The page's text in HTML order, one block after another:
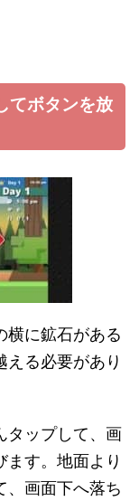
てボタンを放
横に鉱石がある
る必要があり
タップして、画
す。地面より
、画面下へ落ち